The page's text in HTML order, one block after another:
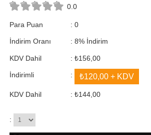
0.0
Para Puan : 0
İndirim Oranı : %
8 İndirim
KDV Dahil : ₺156,00
İndirimli : ₺120,00+ KDV
KDV Dahil : ₺144,00
: